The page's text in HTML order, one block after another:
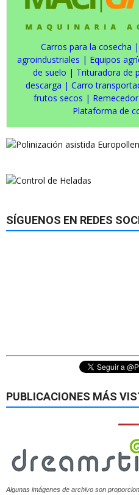
Carros para la cosecha |
agroindustriales | Equipos
de suelo | Trituradora de
descarga | Carro
frutos secos |
Plataforma de
SÍGUENOS EN REDES
PUBLICACIONES MÁS
Algunas imágenes de archivo son